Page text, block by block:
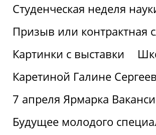
Студенческая неделя
Призыв или контрактная
Картинки с выставки
Каретиной Галине
7 апреля Ярмарка
Будущее молодого